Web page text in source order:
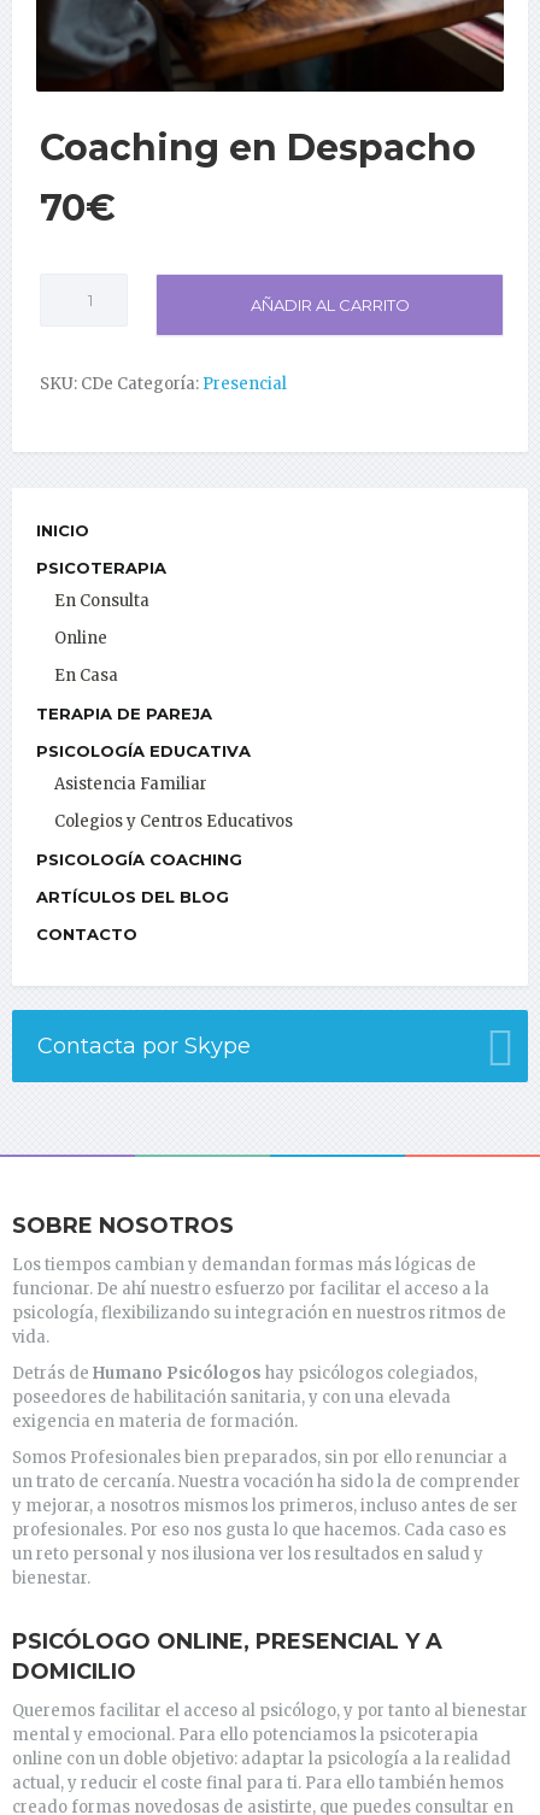
Coaching en Despacho
70€
AÑADIR AL CARRITO
SKU: CDe Categoría: Presencial
INICIO
PSICOTERAPIA
En Consulta
Online
En Casa
TERAPIA DE PAREJA
PSICOLOGÍA EDUCATIVA
Asistencia Familiar
Colegios y Centros Educativos
PSICOLOGÍA COACHING
ARTÍCULOS DEL BLOG
CONTACTO
Contacta por Skype
SOBRE NOSOTROS
Los tiempos cambian y demandan formas más lógicas de
funcionar. De ahí nuestro esfuerzo por facilitar el acceso a la
psicología, flexibilizando su integración en nuestros ritmos de
vida.
Detrás de Humano Psicólogos hay psicólogos colegiados,
poseedores de habilitación sanitaria, y con una elevada
exigencia en materia de formación.
Somos Profesionales bien preparados, sin por ello renunciar a
un trato de cercanía. Nuestra vocación ha sido la de comprender
y mejorar, a nosotros mismos los primeros, incluso antes de ser
profesionales. Por eso nos gusta lo que hacemos. Cada caso es
un reto personal y nos ilusiona ver los resultados en salud y
bienestar.
PSICÓLOGO ONLINE, PRESENCIAL Y A
DOMICILIO
Queremos facilitar el acceso al psicólogo, y por tanto al bienestar
mental y emocional. Para ello potenciamos la psicoterapia
online con un doble objetivo: adaptar la psicología a la realidad
actual, y reducir el coste final para ti. Para ello también hemos
creado formas novedosas de asistirte, que puedes consultar en